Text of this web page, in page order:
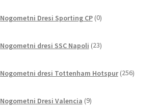
Nogometni Dresi Sporting CP 0izdelkov
Nogometni dresi SSC Napoli 23izdelkov
Nogometni dresi Tottenham Hotspur 256
Nogometni Dresi Valencia 9izdelkov